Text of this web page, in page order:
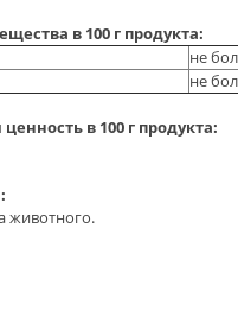
в 100 г продукта:
не
не
в 100 г продукта:
животного.